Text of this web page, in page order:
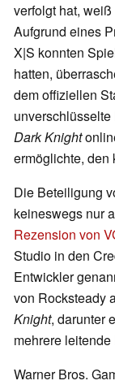
verfolgt hat,
Aufgrund eines
X|S konnten
hatten,
dem offiziellen
Dark Knight
ermöglichte, den
Die Beteiligung
keineswegs nur
Rezension von
Studio in den
Entwickler
von Rocksteady
Knight, darunter
mehrere
Warner Bros.